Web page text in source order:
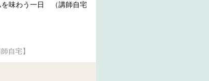
を味わう一日 （講師自宅
自宅】